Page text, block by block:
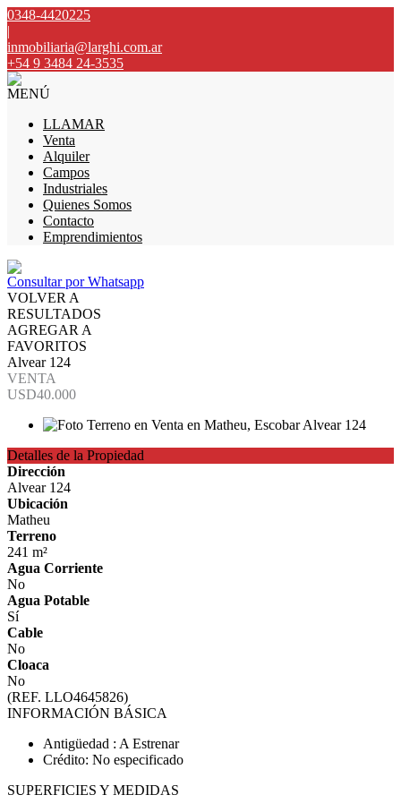
0348-4420225
|
inmobiliaria@larghi.com.ar
+54 9 3484 24-3535
MENÚ
LLAMAR
Venta
Alquiler
Campos
Industriales
Quienes Somos
Contacto
Emprendimientos
Consultar por Whatsapp
VOLVER A
RESULTADOS
AGREGAR A
FAVORITOS
Alvear 124
VENTA
USD40.000
Detalles de la Propiedad
Dirección
Alvear 124
Ubicación
Matheu
Terreno
241 m²
Agua Corriente
No
Agua Potable
Sí
Cable
No
Cloaca
No
(REF. LLO4645826)
INFORMACIÓN BÁSICA
Antigüedad : A Estrenar
Crédito: No especificado
SUPERFICIES Y MEDIDAS